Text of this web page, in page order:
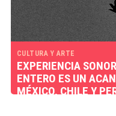
CULTURA Y ARTE
EXPERIENCIA
ENTERO ES UN
MÉXICO, CHILE Y